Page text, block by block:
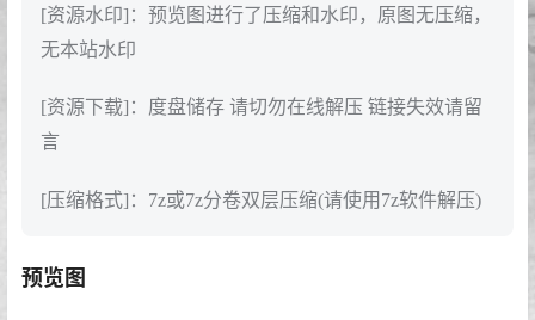
[资源水印]：预览图进行了压缩和水印，原图无压缩，
无本站水印
[资源下载]：度盘储存 请切勿在线解压 链接失效请留
言
[压缩格式]：7z或7z分卷双层压缩(请使用7z软件解压)
预览图